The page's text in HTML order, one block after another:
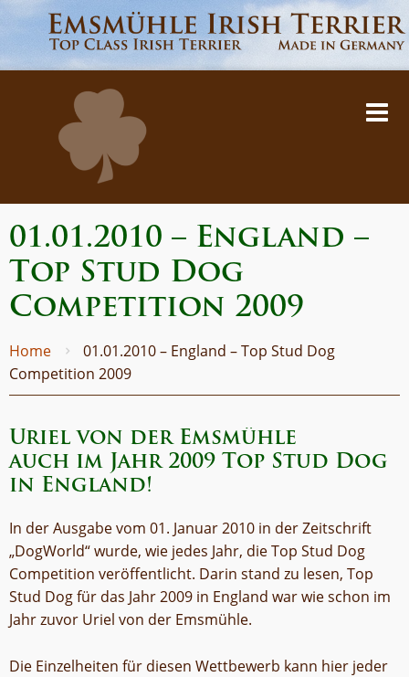
01.01.2010 – England –
Top Stud Dog
Competition 2009
Home
01.01.2010 – England – Top Stud Dog
Competition 2009
Uriel von der Emsmühle
auch im Jahr 2009 Top Stud Dog
in England!
In der Ausgabe vom 01. Januar 2010 in der Zeitschrift
„DogWorld“ wurde, wie jedes Jahr, die Top Stud Dog
Competition veröffentlicht. Darin stand zu lesen, Top
Stud Dog für das Jahr 2009 in England war wie schon im
Jahr zuvor Uriel von der Emsmühle.
Die Einzelheiten für diesen Wettbewerb kann hier jeder